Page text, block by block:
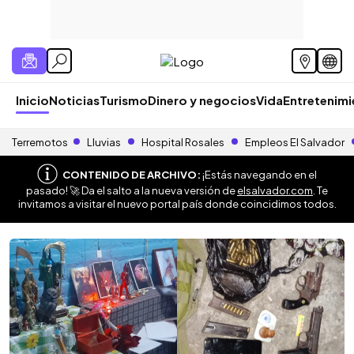
InicioNoticiasTurismoDinero y negociosVida
Terremotos Lluvias Hospital Rosales Empleos El Salvador
CONTENIDO DE ARCHIVO:¡Estás navegando en el
pasado! 🚀 Da el salto a la nueva versión deelsalvador.com . Te
invitamos a visitar el nuevo portal país donde coincidimos todos.